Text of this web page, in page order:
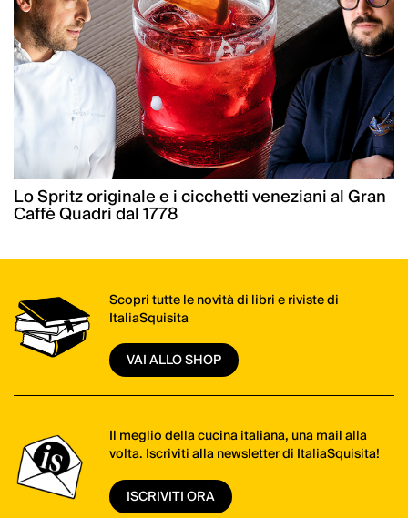
Lo Spritz originale e i cicchetti veneziani al Gran
Caffè Quadri dal 1778
Scopri tutte le novità di libri e riviste di
ItaliaSquisita
VAI ALLO SHOP
Il meglio della cucina italiana, una mail alla
volta. Iscriviti alla newsletter di ItaliaSquisita!
ISCRIVITI ORA